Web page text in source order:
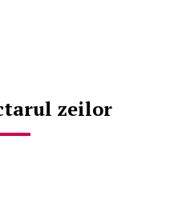
zeilor